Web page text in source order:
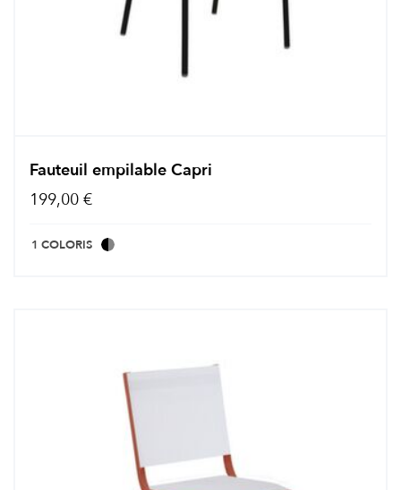
Fauteuil empilable Capri
199,00 €
1 COLORIS